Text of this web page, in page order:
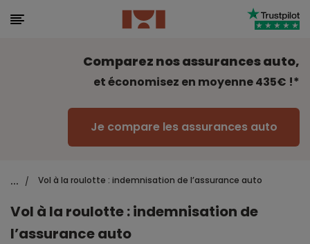
Comparez nos assurances auto,
et économisez en moyenne 435€ !*
Je compare les assurances auto
... / Vol à la roulotte : indemnisation de l’assurance auto
Vol à la roulotte : indemnisation de
l’assurance auto